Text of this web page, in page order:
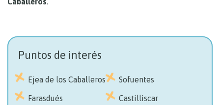
Puntos de interés
Ejea de los Caballeros
Farasdués
Sofuentes
Castilliscar